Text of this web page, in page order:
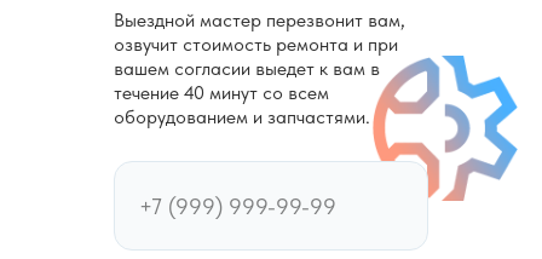
Выездной мастер перезвонит вам,
озвучит стоимость ремонта и при
вашем согласии выедет к вам в
течение 40 минут со всем
оборудованием и запчастями.